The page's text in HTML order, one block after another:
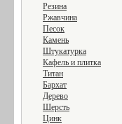
Резина
Ржавчина
Песок
Камень
Штукатурка
Кафель и плитка
Титан
Бархат
Дерево
Шерсть
Цинк